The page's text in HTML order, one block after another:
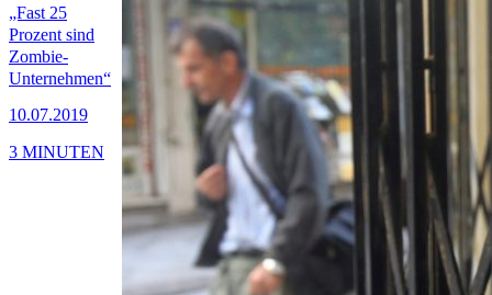
„Fast 25
Prozent sind
Zombie-
Unternehmen“
10.07.2019
3 MINUTEN